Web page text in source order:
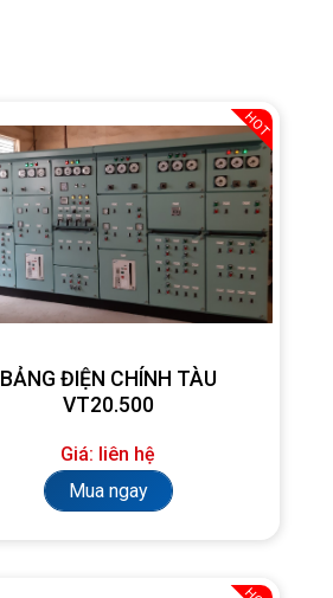
HOT
BẢNG ĐIỆN CHÍNH TÀU
VT20.500
Giá: liên hệ
Mua ngay